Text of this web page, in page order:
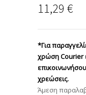
11,29 €
*Για
χρώση Courier
χρεώσεις.
Άμεση